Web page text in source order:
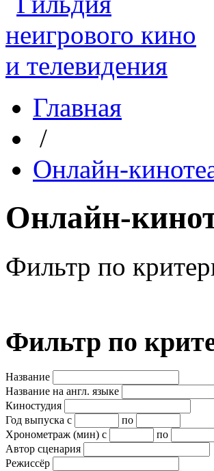
Главная
/
Онлайн-
Онлайн-
Фильтр по
Фильтр по
Название
Название на англ. языке
Киностудия
Год выпуска с
по
Хронометраж (мин) с
по
Автор сценария
Режиссёр